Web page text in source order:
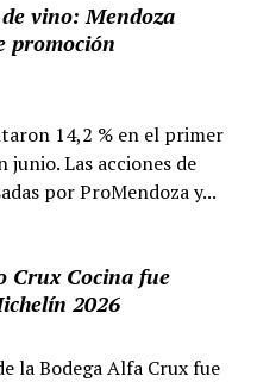
vino: Mendoza
promoción
14,2 % en el primer
junio. Las acciones de
por ProMendoza y...
Crux Cocina fue
2026
la Bodega Alfa Crux fue